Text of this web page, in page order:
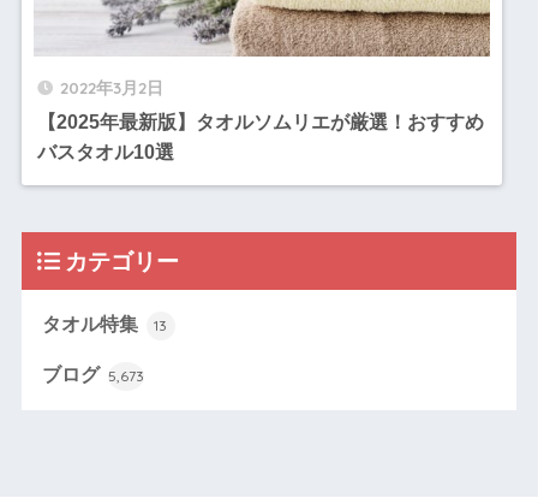
2022年3月2日
【2025年最新版】タオルソムリエが厳選！おすすめ
バスタオル10選
カテゴリー
タオル特集 13
ブログ 5,673